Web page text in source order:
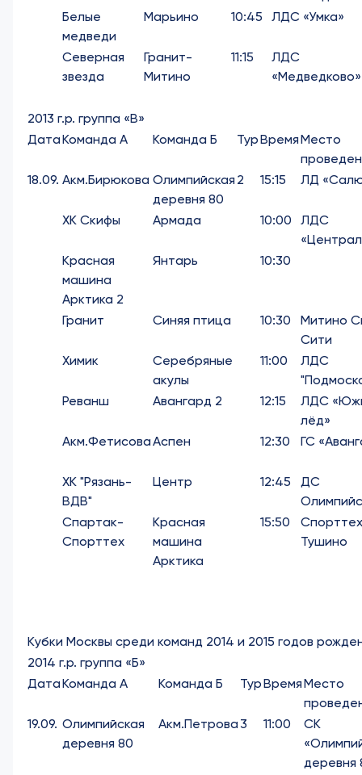
Белые
медведи
Марьино 10:45 ЛДС «Умка»
Северная
звезда
Гранит-
Митино
11:15
ЛДС
«Медведково»
2013 г.р. группа «В»
ДатаКоманда А Команда Б ТурВремяМесто
18.09. Акм.Бирюкова Олимпийская
деревня 80
2 15:15 ЛД
ХК Скифы Армада 10:00
ЛДС
Красная
машина
Арктика 2
Янтарь 10:30
Гранит Синяя птица 10:30
Митино
Сити
Химик
Серебряные
акулы
11:00
ЛДС
Реванш
Авангард 2 12:15
ЛДС
лёд»
Акм.ФетисоваАспен 12:30 ГС
ХК "Рязань-
ВДВ"
Центр 12:45
ДС
Спартак-
Спорттех
Красная
машина
Арктика
15:50
Спорттех
Тушино
Кубки Москвы среди команд 2014 и 2015 годов
2014 г.р. группа «Б»
ДатаКоманда А Команда Б ТурВремяМесто
19.09. Олимпийская
деревня 80
Акм.Петрова 3 11:00
СК
деревня